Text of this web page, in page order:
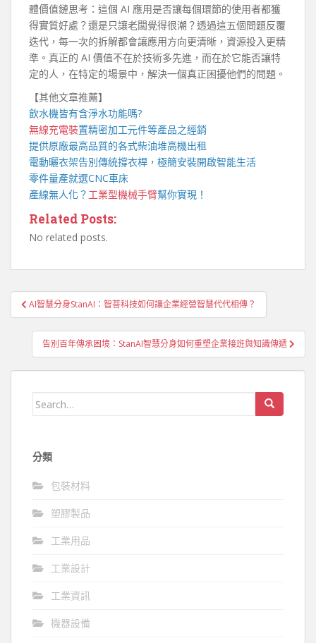
體價值鏈思考：這個 AI 應用是否讓每個環節的使用者都獲
得實質好處？還是只讓老闆覺得很潮？透過這五個問題反覆
迭代，每一次的拆解都會讓應用方向更清晰，資源投入更精
準。真正的 AI 價值不在於技術多先進，而在於它能否讓特
定的人，在特定的場景中，解決一個真正困擾他們的問題。
【其他文章推薦】
飲水機皆有含淨水功能嗎?
無線充電裝置精密加工元件等產品之經銷
提供原廠最高品質的各式柴油堆高機出租
電動曬衣架告別傳統撐衣桿，極簡安裝開啟智能生活
零件量產就選CNC車床
產線無人化？ 工業型機械手臂幫你實現！
Related Posts:
No related posts.
文
章
AI智慧分身StanAI：智菩科技如何讓企業經營智慧代代相傳？
告別百年傳承困境：StanAI智慧分身如何重塑企業接班與知識傳遞
Search
分類
包裝材料
塑膠製品
工業用品
工業設計
工業資訊
機器設備